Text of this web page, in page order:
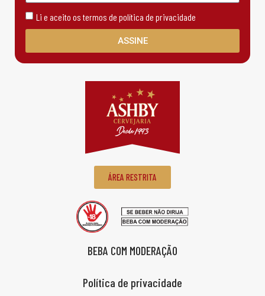
Li e aceito os termos de política de privacidade
ASSINE
ÁREA RESTRITA
BEBA COM MODERAÇÃO
Política de privacidade